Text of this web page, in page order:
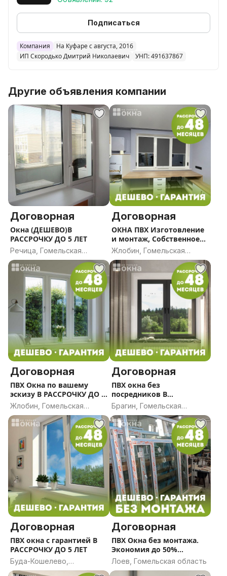
Подписаться
Компания
На Куфаре с августа, 2016
ИП Скородько Дмитрий Николаевич
УНП: 491637867
Другие объявления компании
Договорная
Окна (ДЕШЕВО)В
РАССРОЧКУ ДО 5 ЛЕТ
Речица, Гомельская
область
Договорная
ОКНА ПВХ Изготовление
и монтаж, Собственное
производство В
РАССРОЧКУ ДО 5 ЛЕТ
Жлобин, Гомельская
область
Договорная
ПВХ Окна по вашему
эскизу В РАССРОЧКУ ДО 5
ЛЕТ
Жлобин, Гомельская
область
Договорная
ПВХ окна без
посредников В
РАССРОЧКУ ДО 5 ЛЕТ
Брагин, Гомельская
область
Договорная
ПВХ окна с гарантией В
РАССРОЧКУ ДО 5 ЛЕТ
Буда-Кошелево,
Гомельская область
Договорная
ПВХ Окна без монтажа.
Экономия до 50%
Работаем по всей
Беларуси.В РАССРОЧКУ
Лоев, Гомельская область